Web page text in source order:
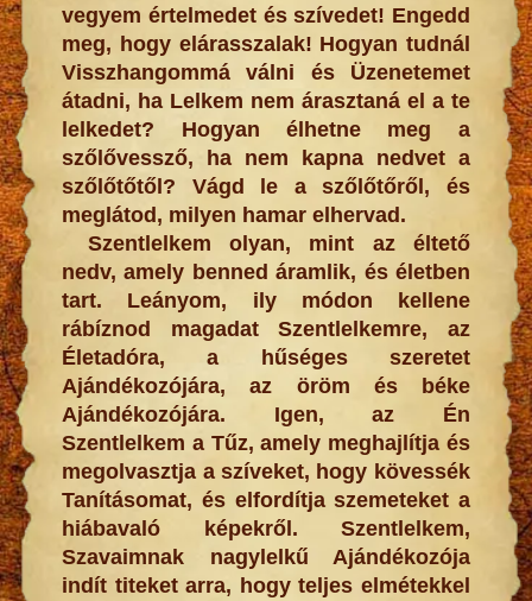
vegyem értelmedet és szívedet! Engedd
meg, hogy elárasszalak! Hogyan tudnál
Visszhangommá válni és Üzenetemet
átadni, ha Lelkem nem árasztaná el a te
lelkedet? Hogyan élhetne meg a
szőlővessző, ha nem kapna nedvet a
szőlőtőtől? Vágd le a szőlőtőről, és
meglátod, milyen hamar elhervad.
Szentlelkem olyan, mint az éltető
nedv, amely benned áramlik, és életben
tart. Leányom, ily módon kellene
rábíznod magadat Szentlelkemre, az
Életadóra, a hűséges szeretet
Ajándékozójára, az öröm és béke
Ajándékozójára. Igen, az Én
Szentlelkem a Tűz, amely meghajlítja és
megolvasztja a szíveket, hogy kövessék
Tanításomat, és elfordítja szemeteket a
hiábavaló képekről. Szentlelkem,
Szavaimnak nagylelkű Ajándékozója
indít titeket arra, hogy teljes elmétekkel